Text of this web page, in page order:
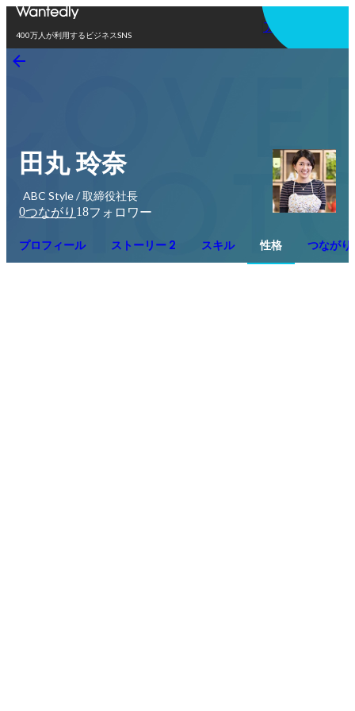
400万人が利用するビジネスSNS
アプリを使う
田丸 玲奈
ABC Style / 取締役社長
0つながり 18フォロワー
プロフィール ストーリー 2 スキル 性格 つながり